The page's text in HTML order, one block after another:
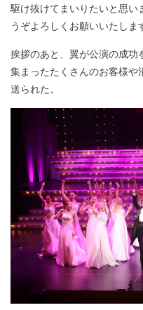
駆け抜けてまいりたいと思
うぞよろしくお願いいたしま
挨拶のあと、翼が公演の成
集まったたくさんのお客様
送られた。